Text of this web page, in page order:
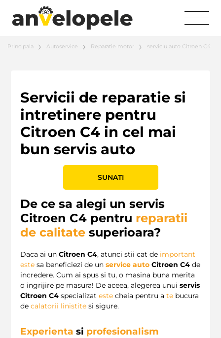
Principala Autoservice Reparatie motor serviciu auto Citroen C4
Servicii de reparatie si
intretinere pentru
Citroen C4 in cel mai
bun servis auto
SUNATI
De ce sa alegi un servis
Citroen C4 pentru reparatii
de calitate superioara?
Daca ai un Citroen C4, atunci stii cat de important
este sa beneficiezi de un service auto Citroen C4 de
incredere. Cum ai spus si tu, o masina buna merita
o ingrijire pe masura! De aceea, alegerea unui servis
Citroen C4 specializat este cheia pentru a te bucura
de calatorii linistite si sigure.
Experienta si profesionalism